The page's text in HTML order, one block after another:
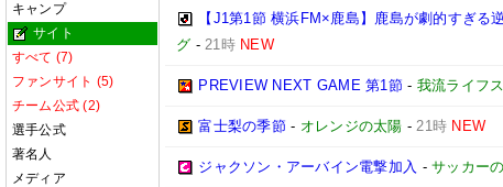
キャンプ
サイト
すべて (7)
ファンサイト (5)
チーム公式 (2)
選手公式
著名人
メディア
【J1第1節 横浜FM×鹿島】鹿島が劇的すぎ
グ -21時 NEW
PREVIEW NEXT GAME 第1節 - 我流ライフ
富士梨の季節 - オレンジの太陽 -21時 NEW
ジャクソン・アーバイン電撃加入 -サッカー